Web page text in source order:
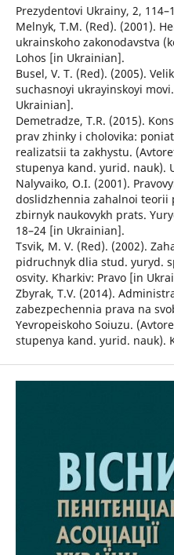
Prezydentovi Ukrainy, 2,
Melnyk, T.M. (Red). (2001).
ukrainskoho zakonodavstva
Lohos [in Ukrainian].
Busel, V. T. (Red). (2005).
suchasnoyi ukrayinskoyi
Ukrainian].
Demetradze, T.R. (2015).
prav zhinky i cholovika:
realizatsii ta zakhystu.
stupenya kand. yurid. nauk).
Nalyvaiko, O.I. (2001).
doslidzhennia zahalnoi teorii
zbirnyk naukovykh prats.
18–24 [in Ukrainian].
Tsvik, M. V. (Red). (2002).
pidruchnyk dlia stud. yuryd.
osvity. Kharkiv: Pravo [in
Zbyrak, T.V. (2014).
zabezpechennia prava na
Yevropeiskoho Soiuzu.
stupenya kand. yurid. nauk).